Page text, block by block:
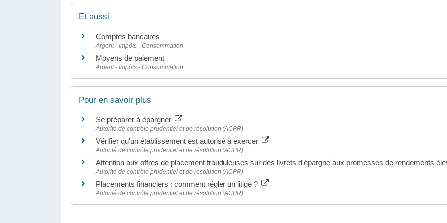
Et aussi
Comptes bancaires
Argent - Impôts - Consommation
Moyens de paiement
Argent - Impôts - Consommation
Pour en savoir plus
Se préparer à épargner
Autorité de contrôle prudentiel et de résolution (ACPR)
Vérifier qu'un établissement est autorisé à exercer
Autorité de contrôle prudentiel et de résolution (ACPR)
Attention aux offres de placement frauduleuses sur des livrets d'épargne aux promesses de rendements
Autorité de contrôle prudentiel et de résolution (ACPR)
Placements financiers : comment régler un litige ?
Autorité de contrôle prudentiel et de résolution (ACPR)